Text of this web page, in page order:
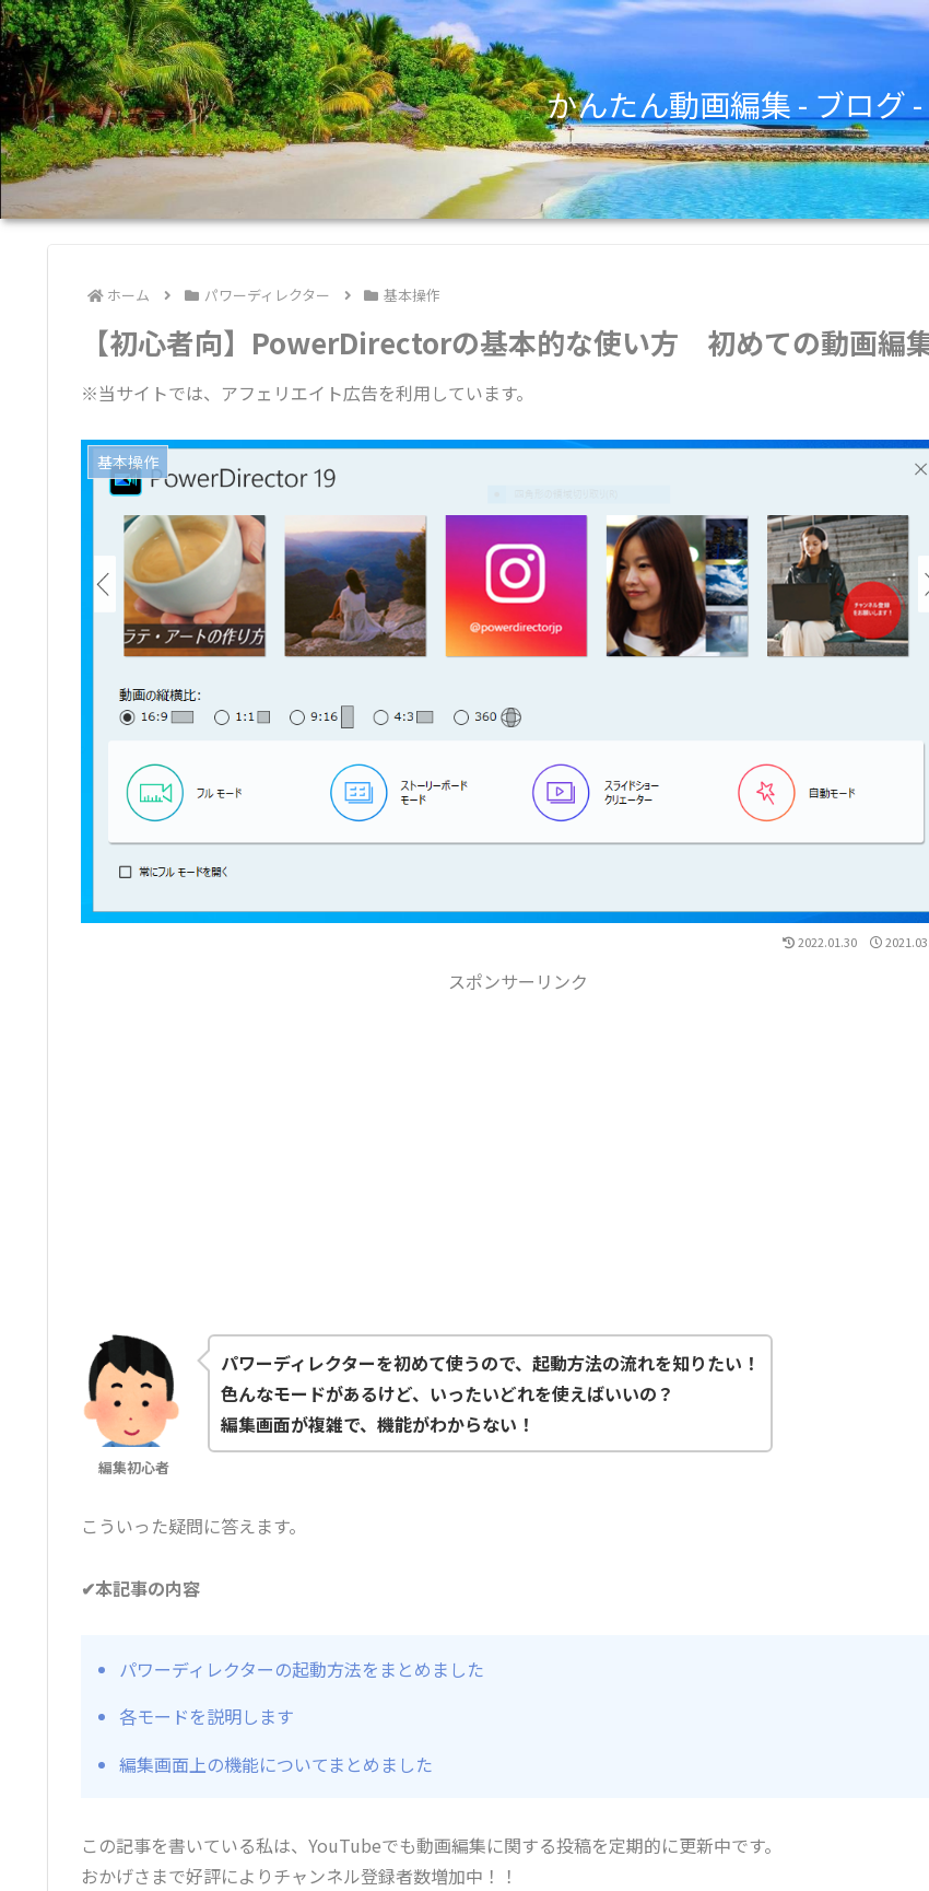
かんたん動画編集 - ブログ -
ホーム パワーディレクター 基本操作
【初心者向】PowerDirectorの基本的な使い方 初めての動画編
※当サイトでは、アフェリエイト広告を利用しています。
基本操作
2022.01.30
スポンサーリンク
編集初心者
パワーディレクターを初めて使うので、起動方法の流れを知りたい！
色んなモードがあるけど、いったいどれを使えばいいの？
編集画面が複雑で、機能がわからない！
こういった疑問に答えます。
✔本記事の内容
パワーディレクターの起動方法をまとめました
各モードを説明します
編集画面上の機能についてまとめました
この記事を書いている私は、YouTubeでも動画編集に関する投稿を定期的に更新中です。
おかげさまで好評によりチャンネル登録者数増加中！！